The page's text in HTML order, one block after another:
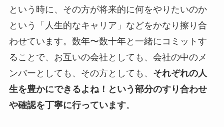
という時に、その方が将来的に何をやりたいのか
という「人生的なキャリア」などをかなり擦り合
わせています。数年〜数十年と一緒にコミットす
ることで、お互いの会社としても、会社の中のメ
ンバーとしても、その方としても、 それぞれの人
生を豊かにできるよね！という部分のすり合わせ
や確認を丁寧に行っています。